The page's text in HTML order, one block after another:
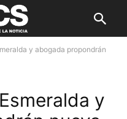
y abogada propondrán
y